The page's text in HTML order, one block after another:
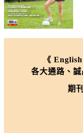
《
各大通路、誠
期